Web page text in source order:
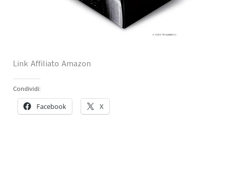
Link Affiliato Amazon
Condividi:
Facebook X